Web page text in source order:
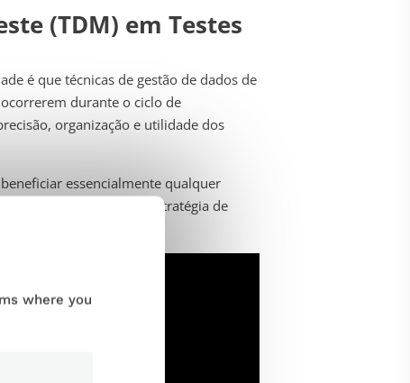
(TDM) em Testes
é quetécnicas de gestão de dados de
durante o ciclo de
organização e utilidade dos
essencialmente qualquer
estratégia de
where you